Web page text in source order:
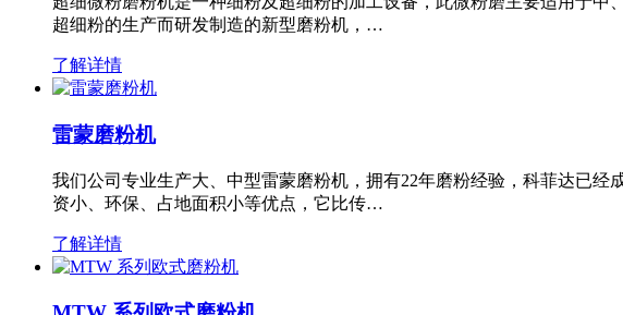
超细粉的生产而研发制造的新型磨粉机，…
了解详情
雷蒙磨粉机
我们公司专业生产大、中型雷蒙磨粉机，拥有22年磨粉经验，科菲达已
资小、环保、占地面积小等优点，它比传…
了解详情